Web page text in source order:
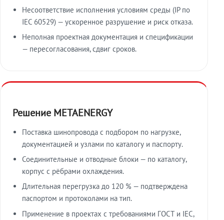
Несоответствие исполнения условиям среды (IP по
IEC 60529) — ускоренное разрушение и риск отказа.
Неполная проектная документация и спецификации
— пересогласования, сдвиг сроков.
Решение METAENERGY
Поставка шинопровода с подбором по нагрузке,
документацией и узлами по каталогу и паспорту.
Соединительные и отводные блоки — по каталогу,
корпус с рёбрами охлаждения.
Длительная перегрузка до 120 % — подтверждена
паспортом и протоколами на тип.
Применение в проектах с требованиями ГОСТ и IEC,